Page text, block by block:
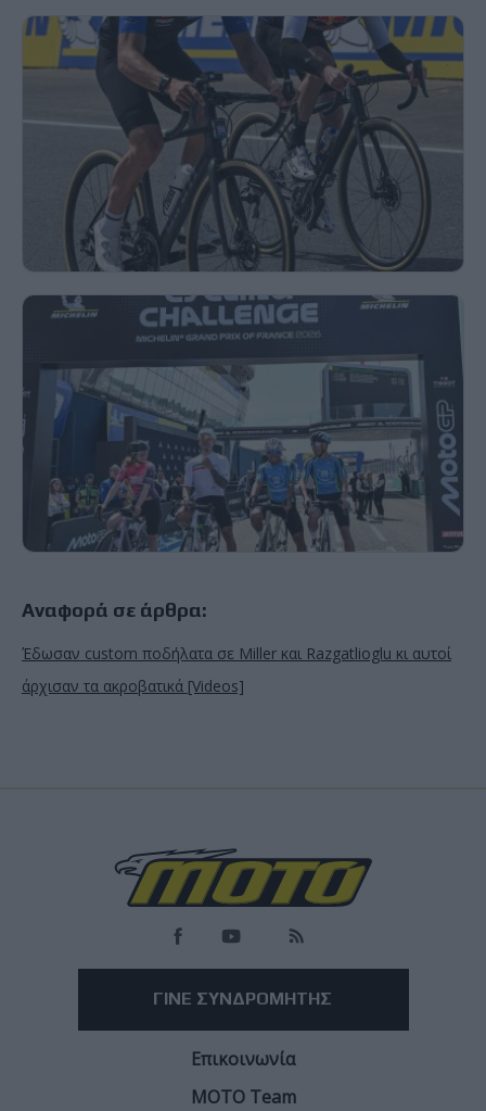
Αναφορά σε άρθρα:
Έδωσαν custom ποδήλατα σε Miller και Razgatlioglu κι αυτοί
άρχισαν τα ακροβατικά [Videos]
ΓΙΝΕ ΣΥΝΔΡΟΜΗΤΗΣ
Επικοινωνία
ΜΟΤΟ Team